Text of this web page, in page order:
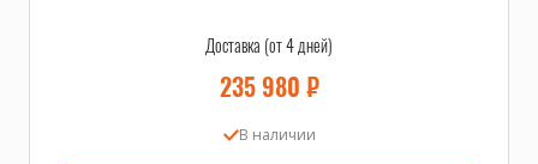
Доставка (от 4 дней)
235 980 ₽
В наличии